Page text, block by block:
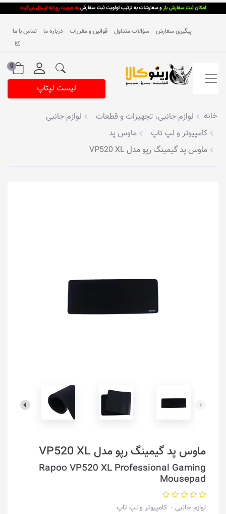
پیگیری سفارش سؤالات متداول قوانین و مقررات درباره ما تماس با ما
0
لیست لپتاپ
خانه لوازم جانبی، تجهیزات و قطعات
لوازم جانبی
کامپیوتر و لپ تاپ
ماوس پد
ماوس پد گیمینگ رپو مدل VP520 XL
ماوس پد گیمینگ رپو مدل VP520 XL
Rapoo VP520 XL Professional Gaming
Mousepad
لوازم جانبی کامپیوتر و لپ تاپ